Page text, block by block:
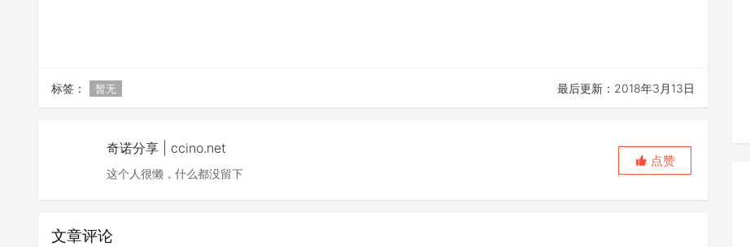
标签： 暂无 最后更新：2018年3月13日
奇诺分享 | ccino.net
这个人很懒，什么都没留下
点赞
文章评论